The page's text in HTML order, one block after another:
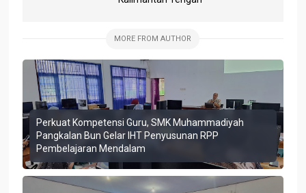
MORE FROM AUTHOR
Perkuat Kompetensi Guru, SMK Muhammadiyah
Pangkalan Bun Gelar IHT Penyusunan RPP
Pembelajaran Mendalam